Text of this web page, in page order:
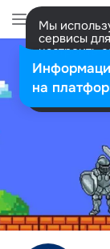
Мы
сервисы
настроить
на